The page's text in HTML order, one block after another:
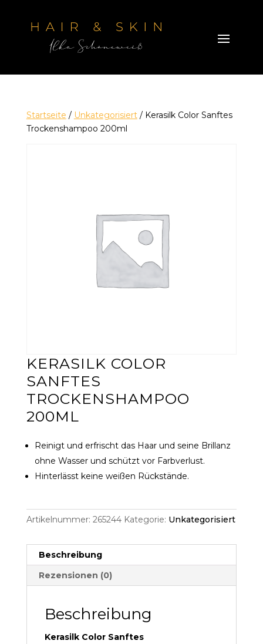
Startseite / Unkategorisiert/ Kerasilk Color Sanftes
Trockenshampoo 200ml
KERASILK COLOR
SANFTES
TROCKENSHAMPOO
200ML
Reinigt und erfrischt das Haar und seine Brillanz
ohne Wasser und schützt vor Farbverlust.
Hinterlässt keine weißen Rückstände.
Artikelnummer: 265244 Kategorie: Unkategorisiert
Beschreibung
Rezensionen (0)
Beschreibung
Kerasilk Color Sanftes